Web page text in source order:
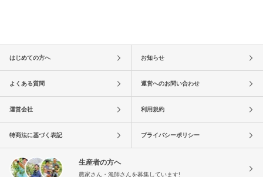
はじめての方へ お知らせ
よくある質問 運営へのお問い合わせ
運営会社 利用規約
特商法に基づく表記 プライバシーポリシー
生産者の方へ
農家さん・漁師さんを募集しています!